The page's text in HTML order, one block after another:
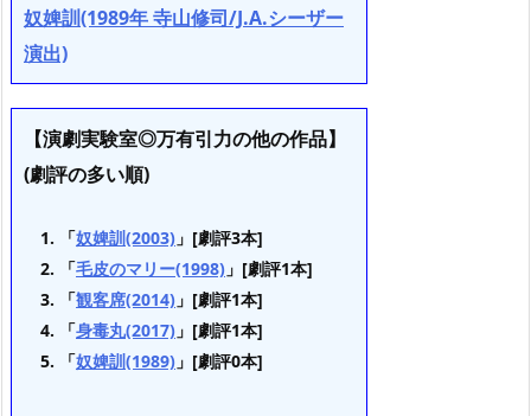
奴婢訓(1989年 寺山修司/J.A.シーザー
演出)
【演劇実験室◎万有引力の他の作品】
(劇評の多い順)
「奴婢訓(2003) 」[劇評3本]
「毛皮のマリー(1998) 」[劇評1本]
「観客席(2014) 」[劇評1本]
「身毒丸(2017) 」[劇評1本]
「奴婢訓(1989) 」[劇評0本]